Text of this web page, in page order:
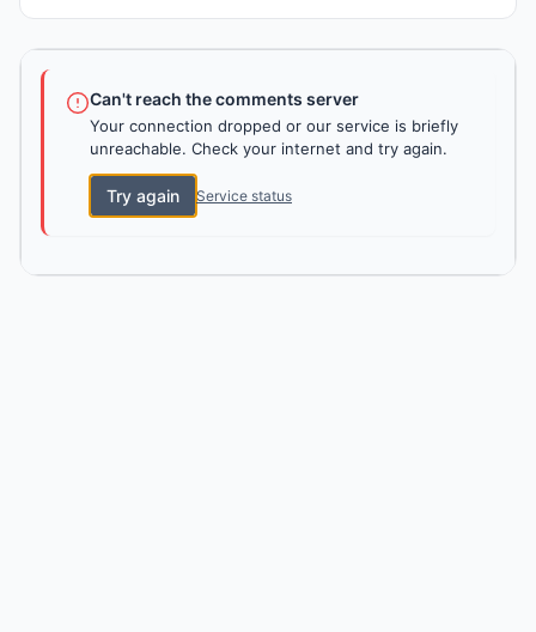
Can't reach the comments server
Your connection dropped or our service is briefly
unreachable. Check your internet and try again.
Try again Service status